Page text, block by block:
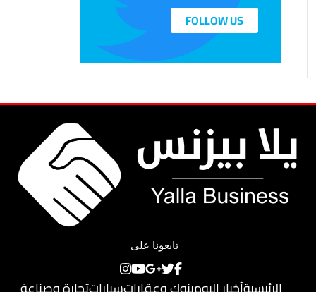
FOLLOW US
تابعونا على